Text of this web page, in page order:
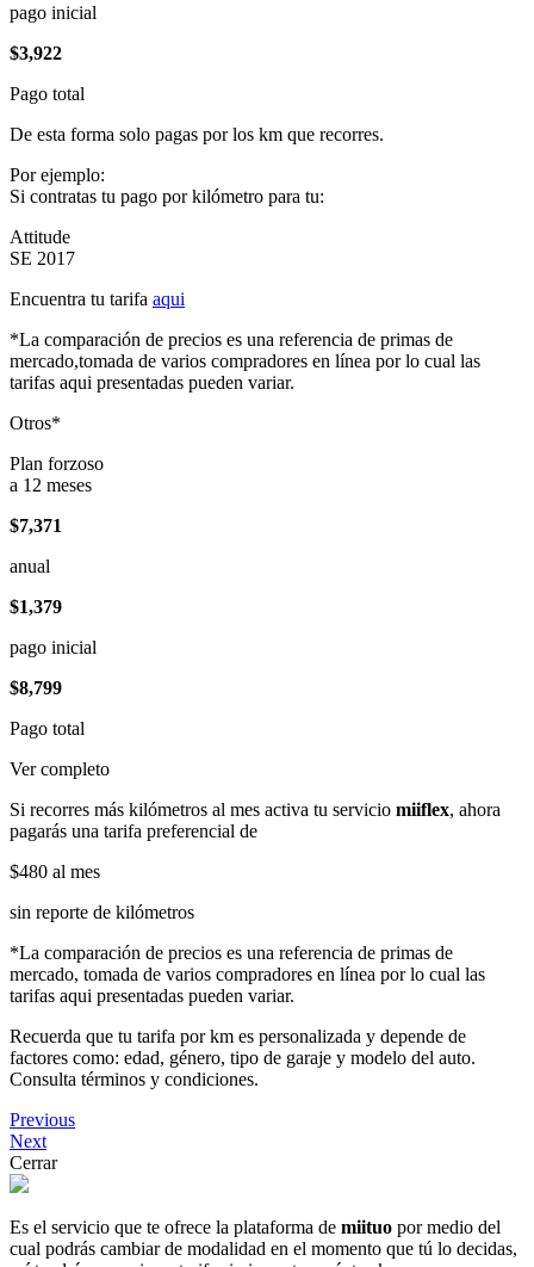
pago inicial
$3,922
Pago total
De esta forma solo pagas por los km que recorres.
Por ejemplo:
Si contratas tu pago por kilómetro para tu:
Attitude
SE 2017
Encuentra tu tarifa aqui
*La comparación de precios es una referencia de primas de
mercado,tomada de varios compradores en línea por lo cual las
tarifas aqui presentadas pueden variar.
Otros*
Plan forzoso
a 12 meses
$7,371
anual
$1,379
pago inicial
$8,799
Pago total
Ver completo
Si recorres más kilómetros al mes activa tu servicio miiflex, ahora
pagarás una tarifa preferencial de
$480 al mes
sin reporte de kilómetros
*La comparación de precios es una referencia de primas de
mercado, tomada de varios compradores en línea por lo cual las
tarifas aqui presentadas pueden variar.
Recuerda que tu tarifa por km es personalizada y depende de
factores como: edad, género, tipo de garaje y modelo del auto.
Consulta términos y condiciones.
Previous
Next
Cerrar
Es el servicio que te ofrece la plataforma de miituo por medio del
cual podrás cambiar de modalidad en el momento que tú lo decidas,